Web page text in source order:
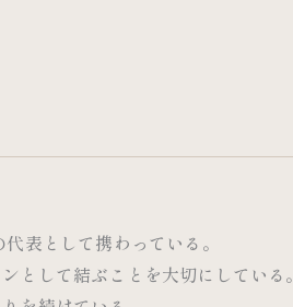
表として携わっている。
として結ぶことを大切にしている。